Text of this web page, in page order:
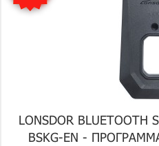
LONSDOR BLUETOOTH
BSKG-EN -